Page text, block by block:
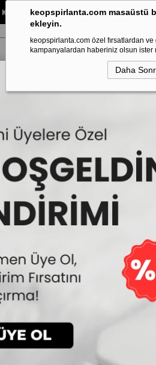
keopspirlanta.com masaüstü
ekleyin.
keopspirlanta.com özel fırsatlardan ve
kampanyalardan haberiniz olsun ister
Daha
%40’a Varan İndirim!
Karat Pırlanta Tektaş Küpe
G